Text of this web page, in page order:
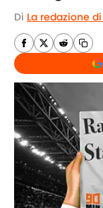
Di La redazione